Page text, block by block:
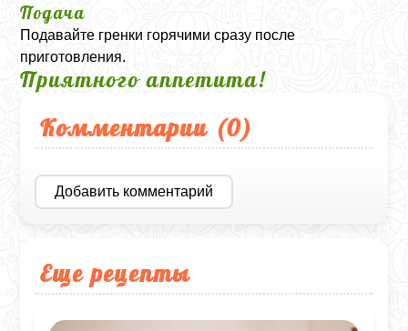
Подача
Подавайте гренки горячими сразу после
приготовления.
Приятного аппетита!
Комментарии (0)
Добавить комментарий
Еще рецепты